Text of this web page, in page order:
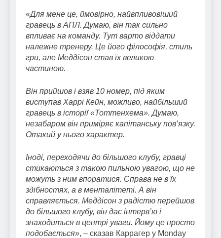
«Для мене це, ймовірно, найвпливовіший
гравець в АПЛ. Думаю, він так сильно
впливає на команду. Тут варто віддати
належне тренеру. Це його філософія, стиль
гри, але Меддісон став їх великою
частиною.
Він прийшов і взяв 10 номер, під яким
виступав Харрі Кейн, можливо, найбільший
гравець в історії «Тоттенхема». Думаю,
незабаром він приміряє капітанську пов’язку.
Отакий у нього характер.
Іноді, переходячи до більшого клубу, гравці
стикаються з такою пильною увагою, що не
можуть з ним впоратися. Справа не в їх
здібностях, а в менталітеті. А він
справляється. Меддісон з радістю перейшов
до більшого клубу, він дає інтерв’ю і
знаходиться в центрі уваги. Йому це просто
подобається», – сказав Каррагер у Monday